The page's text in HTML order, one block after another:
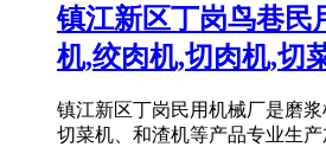
镇江新区丁岗鸟巷民
机,绞肉机,切肉机,切
镇江新区丁岗民用机械厂是磨浆
切菜机、和渣机等产品专业生